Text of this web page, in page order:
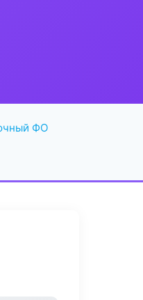
ФО